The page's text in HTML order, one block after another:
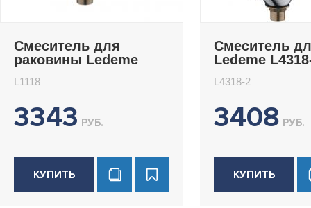
Смеситель для
раковины Ledeme
L1118
3343 РУБ.
КУПИТЬ
Смеситель
Ledeme
L4318-2
3408 РУБ.
КУПИТЬ